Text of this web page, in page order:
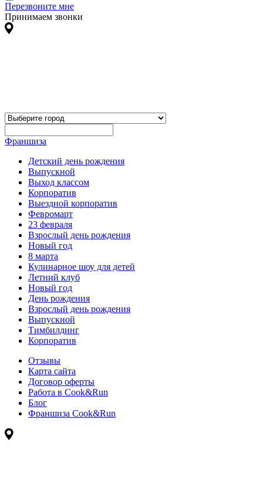
Перезвоните мне
Принимаем звонки
Франшиза
Детский день рождения
Выпускной
Выход классом
Корпоратив
Выездной корпоратив
Февромарт
23 февраля
Взрослый день рождения
Новый год
8 марта
Кулинарное шоу для детей
Летний клуб
Новый год
День рождения
Взрослый день рождения
Выпускной
Тимбилдинг
Корпоратив
Отзывы
Карта сайта
Договор оферты
Работа в Cook&Run
Блог
Франшиза Cook&Run